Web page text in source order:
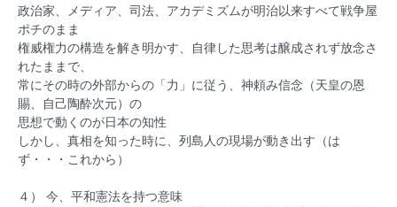
政治家、メディア、司法、アカデミズムが明治以来すべて戦争屋
ポチのまま
権威権力の構造を解き明かす、自律した思考は醸成されず放念さ
れたままで、
常にその時の外部からの「力」に従う、神頼み信念（天皇の恩
賜、自己陶酔次元）の
思想で動くのが日本の知性
しかし、真相を知った時に、列島人の現場が動き出す（は
ず・・・これから）
４） 今、平和憲法を持つ意味